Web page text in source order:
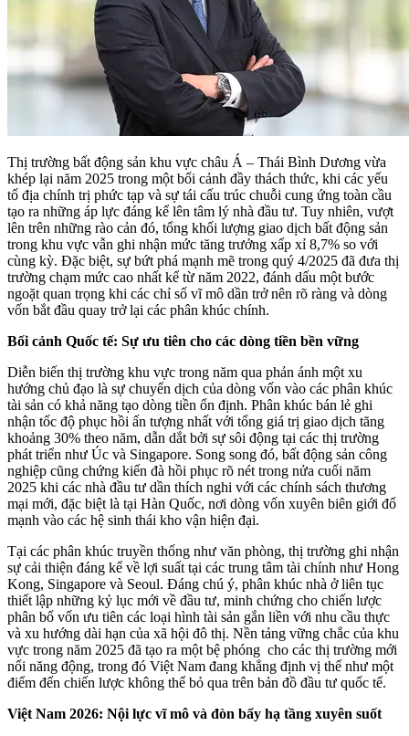
Thị trường bất động sản khu vực châu Á – Thái Bình Dương vừa
khép lại năm 2025 trong một bối cảnh đầy thách thức, khi các yếu
tố địa chính trị phức tạp và sự tái cấu trúc chuỗi cung ứng toàn cầu
tạo ra những áp lực đáng kể lên tâm lý nhà đầu tư. Tuy nhiên, vượt
lên trên những rào cản đó, tổng khối lượng giao dịch bất động sản
trong khu vực vẫn ghi nhận mức tăng trưởng xấp xỉ 8,7% so với
cùng kỳ. Đặc biệt, sự bứt phá mạnh mẽ trong quý 4/2025 đã đưa thị
trường chạm mức cao nhất kể từ năm 2022, đánh dấu một bước
ngoặt quan trọng khi các chỉ số vĩ mô dần trở nên rõ ràng và dòng
vốn bắt đầu quay trở lại các phân khúc chính.
Bối cảnh Quốc tế: Sự ưu tiên cho các dòng tiền bền vững
Diễn biến thị trường khu vực trong năm qua phản ánh một xu
hướng chủ đạo là sự chuyển dịch của dòng vốn vào các phân khúc
tài sản có khả năng tạo dòng tiền ổn định. Phân khúc bán lẻ ghi
nhận tốc độ phục hồi ấn tượng nhất với tổng giá trị giao dịch tăng
khoảng 30% theo năm, dẫn dắt bởi sự sôi động tại các thị trường
phát triển như Úc và Singapore. Song song đó, bất động sản công
nghiệp cũng chứng kiến đà hồi phục rõ nét trong nửa cuối năm
2025 khi các nhà đầu tư dần thích nghi với các chính sách thương
mại mới, đặc biệt là tại Hàn Quốc, nơi dòng vốn xuyên biên giới đổ
mạnh vào các hệ sinh thái kho vận hiện đại.
Tại các phân khúc truyền thống như văn phòng, thị trường ghi nhận
sự cải thiện đáng kể về lợi suất tại các trung tâm tài chính như Hong
Kong, Singapore và Seoul. Đáng chú ý, phân khúc nhà ở liên tục
thiết lập những kỷ lục mới về đầu tư, minh chứng cho chiến lược
phân bổ vốn ưu tiên các loại hình tài sản gắn liền với nhu cầu thực
và xu hướng dài hạn của xã hội đô thị. Nền tảng vững chắc của khu
vực trong năm 2025 đã tạo ra một bệ phóng cho các thị trường mới
nổi năng động, trong đó Việt Nam đang khẳng định vị thế như một
điểm đến chiến lược không thể bỏ qua trên bản đồ đầu tư quốc tế.
Việt Nam 2026: Nội lực vĩ mô và đòn bẩy hạ tầng xuyên suốt